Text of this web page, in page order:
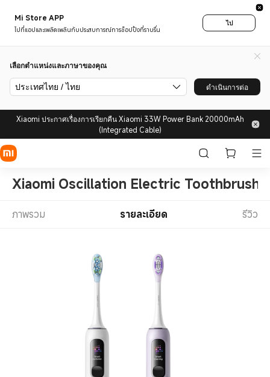
Mi Store APP
ไปที่แอปและเพลิดเพลินกับประสบการณ์การช็อปปิ้งที่ราบรื่น
ไป
เลือกตำแหน่งและภาษาของคุณ
ประเทศไทย / ไทย ดำเนินการต่อ
Xiaomi ประกาศเรื่องการเรียกคืน Xiaomi 33W Power Bank 20000mAh
(Integrated Cable)
Xiaomi Oscillation Electric Toothbrush
ภาพรวม รายละเอียด รีวิว